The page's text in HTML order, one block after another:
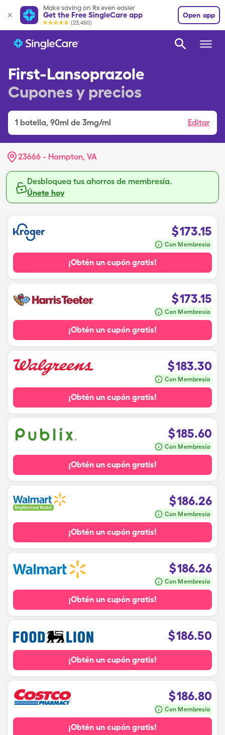
Make saving on Rx even easier
Get the Free SingleCare app
(23,450)
Open app
First-Lansoprazole
Cupones y precios
1 botella, 90ml de 3mg/ml Editar
23666 - Hampton, VA
Desbloquea tus ahorros de membresía.
Únete hoy
$173.15
Con Membresía
¡Obtén un cupón gratis!
$173.15
Con Membresía
¡Obtén un cupón gratis!
$183.30
Con Membresía
¡Obtén un cupón gratis!
$185.60
Con Membresía
¡Obtén un cupón gratis!
$186.26
Con Membresía
¡Obtén un cupón gratis!
$186.26
Con Membresía
¡Obtén un cupón gratis!
$186.50
¡Obtén un cupón gratis!
$186.80
Con Membresía
¡Obtén un cupón gratis!